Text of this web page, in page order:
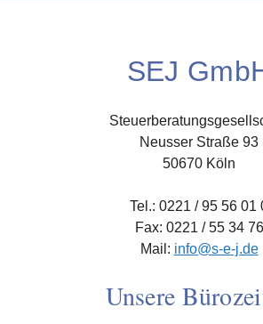
SEJ
Neusser Straße 93
50670 Köln
Tel.: 0221 / 95 56 01
Fax: 0221 / 55 34 76
Mail: info@s-e-j.de
Unsere